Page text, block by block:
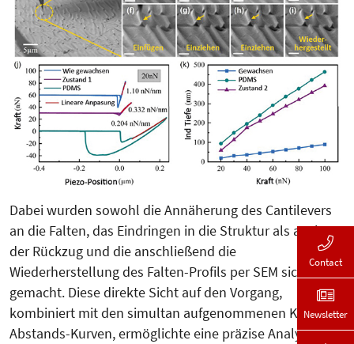
Dabei wurden sowohl die Annäherung des Cantilevers
an die Falten, das Eindringen in die Struktur als auch
der Rückzug und die anschließend die
Wiederherstellung des Falten-Profils per SEM sichtbar
gemacht. Diese direkte Sicht auf den Vorgang,
kombiniert mit den simultan aufgenommenen Kraft-
Abstands-Kurven, ermöglichte eine präzise Analyse der
Contact
Newsletter